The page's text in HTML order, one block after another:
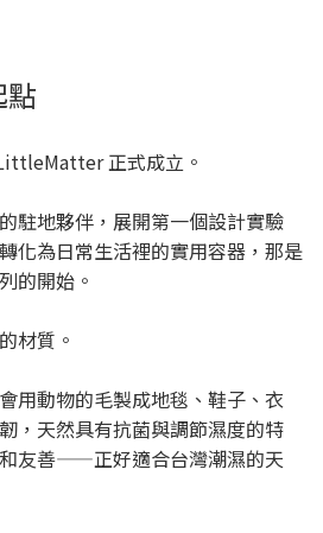
正式成立。
駐地夥伴，展開第一個設計實驗
為日常生活裡的實用容器，那是
的開始。
材質。
用動物的毛製成地毯、鞋子、衣
，天然具有抗菌與調節濕度的特
友善——正好適合台灣潮濕的天